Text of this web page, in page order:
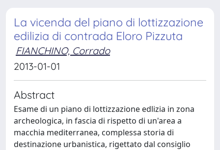
La vicenda del piano di lottizzazione
edilizia di contrada Eloro Pizzuta
FIANCHINO, Corrado
2013-01-01
Abstract
Esame di un piano di lottizzazione edlizia in zona
archeologica, in fascia di rispetto di un'area a
macchia mediterranea, complessa storia di
destinazione urbanistica, rigettato dal consiglio